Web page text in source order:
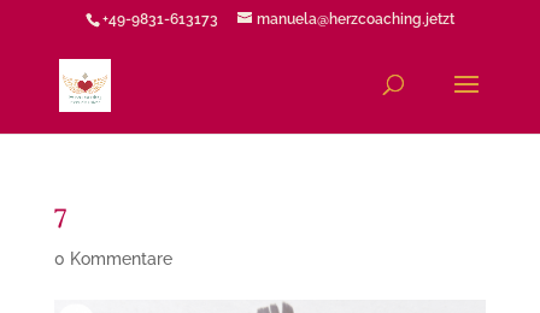
+49-9831-613173 manuela@herzcoaching.jetzt
7
0 Kommentare